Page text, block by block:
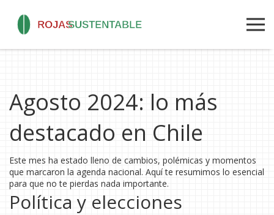
Agosto 2024: lo más
destacado en Chile
Este mes ha estado lleno de cambios, polémicas y momentos
que marcaron la agenda nacional. Aquí te resumimos lo esencial
para que no te pierdas nada importante.
Política y elecciones